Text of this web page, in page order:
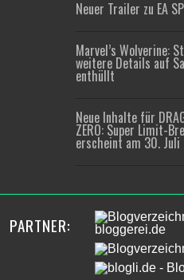
Neuer Trailer zu EA
Marvel’s Wolverine:
weitere Details auf
enthüllt
Neue Inhalte für
ZERO: Super Limit-
erscheint am 30.
PARTNER: